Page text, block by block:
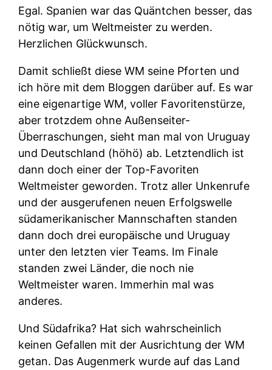
Egal. Spanien war das Quäntchen besser, das
nötig war, um Weltmeister zu werden.
Herzlichen Glückwunsch.
Damit schließt diese WM seine Pforten und
ich höre mit dem Bloggen darüber auf. Es war
eine eigenartige WM, voller Favoritenstürze,
aber trotzdem ohne Außenseiter-
Überraschungen, sieht man mal von Uruguay
und Deutschland (höhö) ab. Letztendlich ist
dann doch einer der Top-Favoriten
Weltmeister geworden. Trotz aller Unkenrufe
und der ausgerufenen neuen Erfolgswelle
südamerikanischer Mannschaften standen
dann doch drei europäische und Uruguay
unter den letzten vier Teams. Im Finale
standen zwei Länder, die noch nie
Weltmeister waren. Immerhin mal was
anderes.
Und Südafrika? Hat sich wahrscheinlich
keinen Gefallen mit der Ausrichtung der WM
getan. Das Augenmerk wurde auf das Land